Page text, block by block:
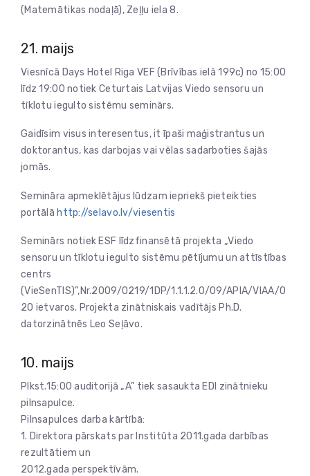
(Matemātikas nodaļā), Zeļļu iela 8.
21. maijs
Viesnīcā Days Hotel Riga VEF (Brīvības ielā 199c) no 15:00
līdz 19:00 notiek Ceturtais Latvijas Viedo sensoru un
tīklotu iegulto sistēmu seminārs.
Gaidīsim visus interesentus, it īpaši maģistrantus un
doktorantus, kas darbojas vai vēlas sadarboties šajās
jomās.
Semināra apmeklētājus lūdzam iepriekš pieteikties
portālā http://selavo.lv/viesentis
Seminārs notiek ESF līdzfinansētā projekta „Viedo
sensoru un tīklotu iegulto sistēmu pētījumu un attīstības
centrs
(VieSenTIS)”,Nr.2009/0219/1DP/1.1.1.2.0/09/APIA/VIAA/0
20 ietvaros. Projekta zinātniskais vadītājs Ph.D.
datorzinātnēs Leo Seļāvo.
10. maijs
Plkst.15:00 auditorijā „A” tiek sasaukta EDI zinātnieku
pilnsapulce.
Pilnsapulces darba kārtībā:
1. Direktora pārskats par Institūta 2011.gada darbības
rezultātiem un
2012.gada perspektīvām.